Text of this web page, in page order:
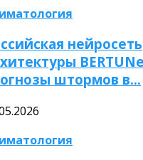
нейросеть
штормов в…